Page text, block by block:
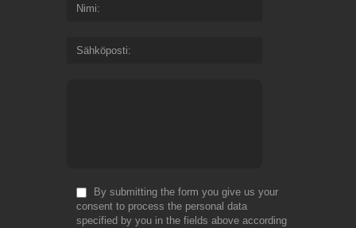
Nimi
Sähköposti
By submitting the form you give us your
consent to process the personal data
specified by you in the fields above according